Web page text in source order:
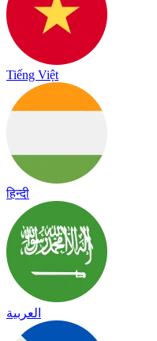
Tiếng Việt
हिन्दी
العربية